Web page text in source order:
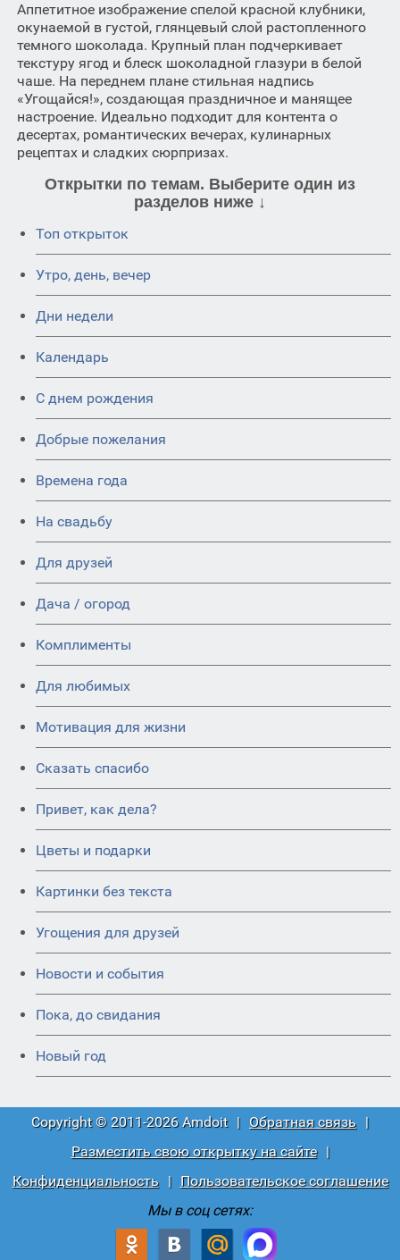
Аппетитное изображение спелой красной клубники,
окунаемой в густой, глянцевый слой растопленного
темного шоколада. Крупный план подчеркивает
текстуру ягод и блеск шоколадной глазури в белой
чаше. На переднем плане стильная надпись
«Угощайся!», создающая праздничное и манящее
настроение. Идеально подходит для контента о
десертах, романтических вечерах, кулинарных
рецептах и сладких сюрпризах.
Открытки по темам. Выберите один из
разделов ниже ↓
Топ открыток
Утро, день, вечер
Дни недели
Календарь
C днем рождения
Добрые пожелания
Времена года
На свадьбу
Для друзей
Дача / огород
Комплименты
Для любимых
Мотивация для жизни
Сказать спасибо
Привет, как дела?
Цветы и подарки
Картинки без текста
Угощения для друзей
Новости и события
Пока, до свидания
Новый год
Copyright © 2011-2026 Amdoit | Обратная связь |
Разместить свою открытку на сайте
|
Конфиденциальность
|
Пользовательское соглашение
Мы в соц сетях: